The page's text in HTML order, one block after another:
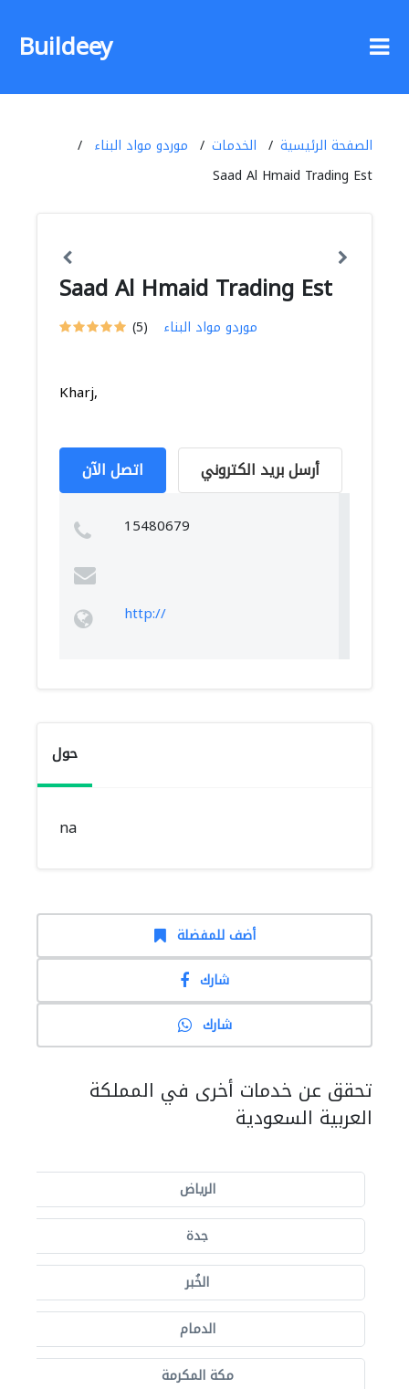
Buildeey
الصفحة الرئيسية الخدمات
موردو مواد البناء
Saad Al Hmaid Trading Est
Saad Al Hmaid Trading Est
(5) موردو مواد البناء
Kharj,
اتصل الآن أرسل بريد الكتروني
15480679
http://
حول
na
أضف للمفضلة
شارك
شارك
تحقق عن خدمات أخرى في المملكة
العربية السعودية
الرياض
جدة
الخُبر
الدمام
مكة المكرمة